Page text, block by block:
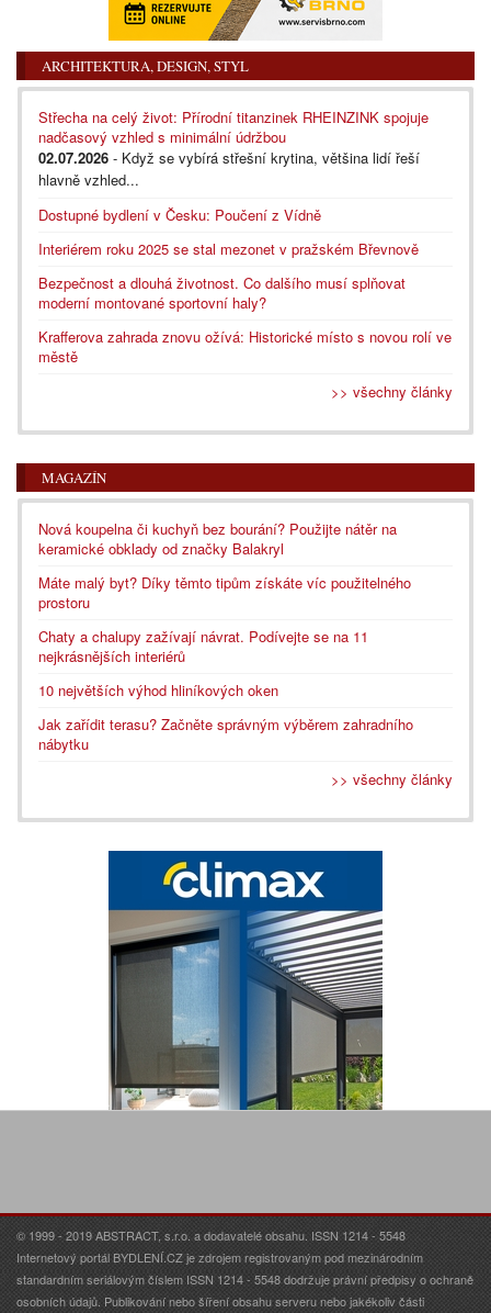
ARCHITEKTURA, DESIGN, STYL
Střecha na celý život: Přírodní titanzinek RHEINZINK spojuje
nadčasový vzhled s minimální údržbou
02.07.2026 - Když se vybírá střešní krytina, většina lidí řeší
hlavně vzhled...
Dostupné bydlení v Česku: Poučení z Vídně
Interiérem roku 2025 se stal mezonet v pražském Břevnově
Bezpečnost a dlouhá životnost. Co dalšího musí splňovat
moderní montované sportovní haly?
Krafferova zahrada znovu ožívá: Historické místo s novou rolí ve
městě
>> všechny články
MAGAZÍN
Nová koupelna či kuchyň bez bourání? Použijte nátěr na
keramické obklady od značky Balakryl
Máte malý byt? Díky těmto tipům získáte víc použitelného
prostoru
Chaty a chalupy zažívají návrat. Podívejte se na 11
nejkrásnějších interiérů
10 největších výhod hliníkových oken
Jak zařídit terasu? Začněte správným výběrem zahradního
nábytku
>> všechny články
© 1999 - 2019 ABSTRACT, s.r.o. a dodavatelé obsahu. ISSN 1214 - 5548
Internetový portál BYDLENÍ.CZ je zdrojem registrovaným pod mezinárodním
standardním seriálovým číslem ISSN 1214 - 5548 dodržuje právní předpisy o ochraně
osobních údajů. Publikování nebo šíření obsahu serveru nebo jakékoliv části